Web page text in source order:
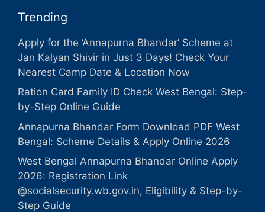
Trending
Apply for the ‘Annapurna Bhandar’ Scheme at
Jan Kalyan Shivir in Just 3 Days! Check Your
Nearest Camp Date & Location Now
Ration Card Family ID Check West Bengal: Step-
by-Step Online Guide
Annapurna Bhandar Form Download PDF West
Bengal: Scheme Details & Apply Online 2026
West Bengal Annapurna Bhandar Online Apply
2026: Registration Link
@socialsecurity.wb.gov.in, Eligibility & Step-by-
Step Guide